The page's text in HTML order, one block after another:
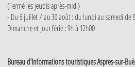
(Fermé les jeudis après-midi)
- Du 6 juillet / au 30 août : du lundi au samedi de
Dimanche et jour férié : 9h à 12h00
Bureau d'Informations touristiques Aspres-sur-